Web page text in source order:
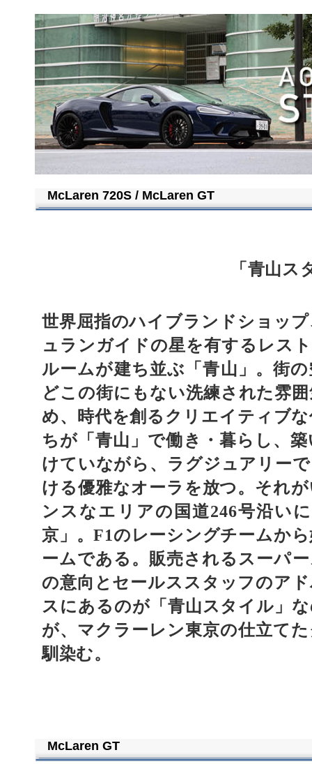
McLaren 720S / McLaren GT
「青山
世界屈指のハイブランドショッ
ュランガイドの星を有するレス
ルームが建ち並ぶ「青山」。街
どこの街にもない洗練された雰
め、時代を創るクリエイティブ
ちが「青山」で働き・暮らし、
けていながら、ラグジュアリー
ける優雅なオーラを放つ。それ
ンスなエリアの国道246号沿い
京」。F1のレーシングチームか
ームである。販売されるスーパ
の意向とセールススタッフのア
スにあるのが「青山スタイル」
が、マクラーレン東京の仕立て
馴染む。
McLaren GT